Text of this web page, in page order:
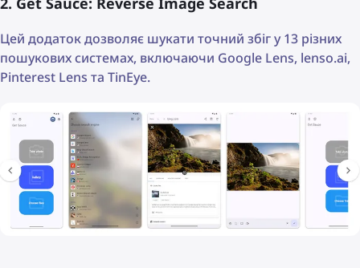
Цей додаток дозволяє шукати точний збіг у 13 різних
пошукових системах, включаючи Google Lens, lenso.ai,
Pinterest Lens та TinEye.